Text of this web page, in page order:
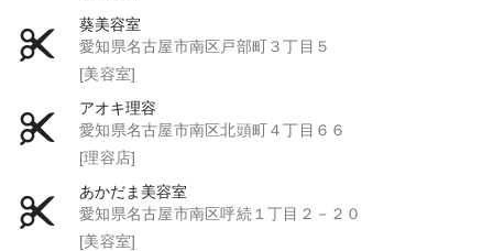
葵美容室
愛知県名古屋市南区戸部町３丁目５
[美容室]
アオキ理容
愛知県名古屋市南区北頭町４丁目６６
[理容店]
あかだま美容室
愛知県名古屋市南区呼続１丁目２－２０
[美容室]